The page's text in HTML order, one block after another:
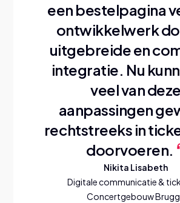
een bestelpagina
ontwikkelwerk
uitgebreide en
integratie. Nu
veel van deze
aanpassingen
rechtstreeks in
doorvoeren.
Nikita Lisabeth
Digitale communicatie &
Concertgebouw